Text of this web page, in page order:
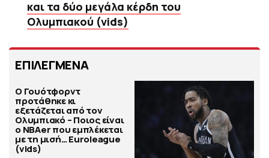
και τα δύο μεγάλα κέρδη του
Ολυμπιακού (vids)
ΕΠΙΛΕΓΜΕΝΑ
Ο Γουότφορντ
προτάθηκε κι
εξετάζεται από τον
Ολυμπιακό – Ποιος είναι
ο ΝΒΑer που εμπλέκεται
με τη μισή… Euroleague
(vids)